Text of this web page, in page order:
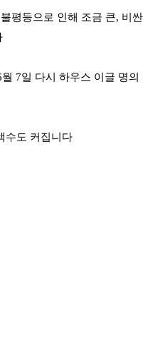
평등으로 인해 조금 큰, 비싼
월 7일 다시 하우스 이글 명의
수도 커집니다